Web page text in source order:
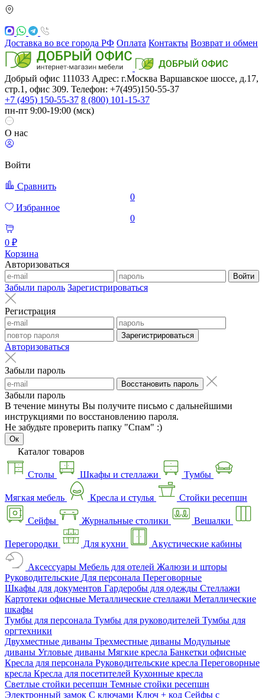
Доставка во все города РФ Оплата Контакты Возврат и обмен
Добрый офис 111033 Адрес: г.Москва Варшавское шоссе, д.17,
стр.1, офис 309. Телефон: +7(495)150-55-37
+7 (495) 150-55-37 8 (800) 101-15-37
пн-пт 9:00-19:00 (мск)
О нас
Войти
Сравнить
0
Избранное
0
0 ₽
Корзина
Авторизоваться
Войти
Забыли пароль Зарегистрироваться
Регистрация
Зарегистрироваться
Авторизоваться
Забыли пароль
Восстановить пароль
Забыли пароль
В течение минуты Вы получите письмо с дальнейшими
инструкциями по восстановлению пароля.
Не забудьте проверить папку "Спам" :)
Ок
Каталог товаров
Столы Шкафы и стеллажи Тумбы
Мягкая мебель Кресла и стулья Стойки ресепшн
Сейфы Журнальные столики Вешалки
Перегородки Для кухни Акустические кабины
Аксессуары Мебель для отелей Жалюзи и шторы
Руководительские Для персонала Переговорные
Шкафы для документов Гардеробы для одежды Стеллажи
Картотеки офисные Металлические стеллажи Металлические
шкафы
Тумбы для персонала Тумбы для руководителей Тумбы для
оргтехники
Двухместные диваны Трехместные диваны Модульные
диваны Угловые диваны Мягкие кресла Банкетки офисные
Кресла для персонала Руководительские кресла Переговорные
кресла Кресла для посетителей Кухонные кресла
Светлые стойки ресепшн Темные стойки ресепшн
Электронный замок С ключами Ключ + код Сейфы с